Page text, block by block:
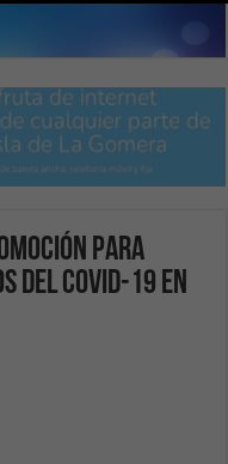
para
COVID-19 en